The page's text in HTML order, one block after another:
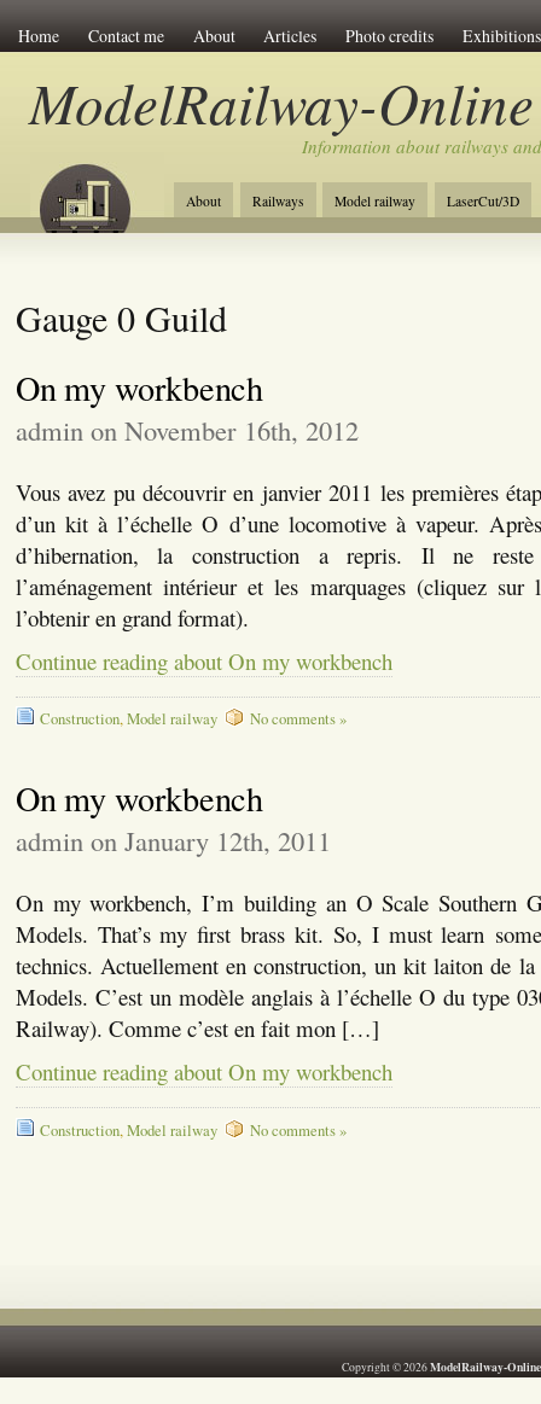
Home Contact me About Articles Photo credits Exhibitions
ModelRailway-Online
Information about railways
About Railways Model railway LaserCut/3D
Gauge 0 Guild
On my workbench
admin on November 16th, 2012
Vous avez pu découvrir en janvier 2011 les premières
d’un kit à l’échelle O d’une locomotive à vapeur.
d’hibernation, la construction a repris. Il ne
l’aménagement intérieur et les marquages (cliquez sur
l’obtenir en grand format).
Continue reading about On my workbench
Construction,Model railway No comments »
On my workbench
admin on January 12th, 2011
On my workbench, I’m building an O Scale Southern
Models. That’s my first brass kit. So, I must learn
technics. Actuellement en construction, un kit laiton de
Models. C’est un modèle anglais à l’échelle O du type
Railway). Comme c’est en fait mon […]
Continue reading about On my workbench
Construction,Model railway No comments »
Copyright © 2026ModelRailway-Online